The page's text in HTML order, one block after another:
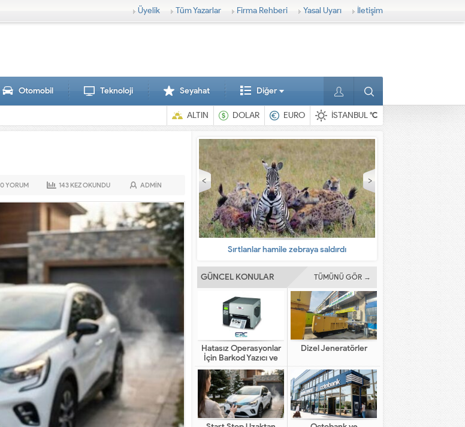
Üyelik Tüm Yazarlar Firma Rehberi Yasal Uyarı İletişim
Otomobil Teknoloji Seyahat Diğer
ALTIN DOLAR EURO İSTANBUL°C
0YORUM 143 KEZ OKUNDU ADMIN
Sırtlanlar hamile zebraya saldırdı En ilginç hayvanlar
GÜNCEL KONULAR TÜMÜNÜ GÖR →
Hatasız Operasyonlar
İçin Barkod Yazıcı ve
Otomasyon Sistemleri
Dizel Jeneratörler